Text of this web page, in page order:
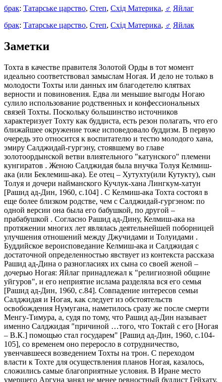
брак: Татарське царство, Степ, Схід Материка, ♂ Яйлаг
брак: Татарське царство, Степ, Схід Материка, ♂ Яйлак
Заметки
Тохта в качестве правителя Золотой Орды в тот момент
идеально соответствовал замыслам Ногая. И дело не только в
молодости Тохты или данных им благодетелю клятвах
верности и повиновения. Едва ли меньшие выгоды Ногаю
сулило использование родственных и конфессиональных
связей Тохты. Поскольку большинство источников
характеризует Тохту как буддиста, есть резон полагать, что его
ближайшее окружение тоже исповедовало буддизм. В первую
очередь это относится к воспитателю и тестю молодого хана,
эмиру Салджидай-гургэну, стоявшему во главе
золотоордынской ветви влиятельного "катунского" племени
кунгиратов . Женою Салджидая была внучка Толуя Келмиш-
ака (или Беклемиш-ака). Ее отец ­– Хутухту(или Кутукту), сын
Толуя и дочери найманского Кучлук-хана Лингкум-хатун
[Рашид ад-Дин, 1960, с.104] . С Келмиш-ака Тохта состоял в
еще более близком родстве, чем с Салджидай-гургэном: по
одной версии она была его бабушкой, по другой –
прабабушкой . Согласно Рашид ад-Дину, Келмиш-ака на
протяжении многих лет являлась деятельнейшей поборницей
улучшения отношений между Джучидами и Толуидами .
Буддийское вероисповедание Келмиш-ака и Салджидая с
достаточной определенностью явствует из контекста рассказа
Рашид ад-Дина о разногласиях их сына со своей женой –
дочерью Ногая: Яйлаг принадлежал к "религиозной общине
уйгуров", и его неприятие ислама разделяла вся его семья
[Рашид ад-Дин, 1960, с.84]. Совпадение интересов семьи
Салджидая и Ногая, как следует из обстоятельств
освобождения Нумугана, наметилось сразу же после смерти
Менгу-Тимура, а, судя по тому, что Рашид ад-Дин называет
именно Салджидая "причиной …того, что Токтай с его [Ногая
– В.К.] помощью стал государем" [Рашид ад-Дин, 1960, с.104-
105], со временем оно переросло в сотрудничество,
увенчавшееся возведением Тохты на трон. С переходом
власти к Тохте для осуществления планов Ногая, казалось,
сложились самые благоприятные условия. В Иране место
умершего Аргуна занял не менее ревностный буддист Гейхату.